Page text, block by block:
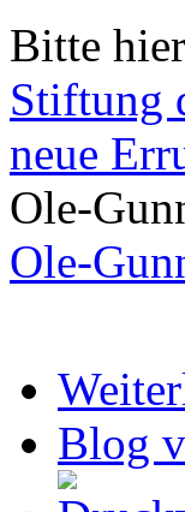
Bitte
Stiftung
neue
Ole-
Ole-
Blog